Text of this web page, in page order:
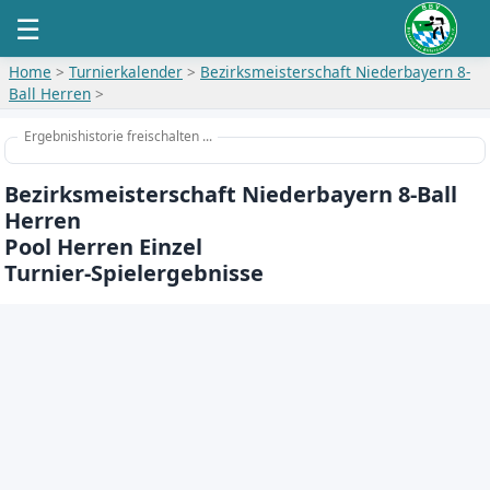
☰
Home > Turnierkalender > Bezirksmeisterschaft Niederbayern 8-
Ball Herren >
Ergebnishistorie freischalten ...
Bezirksmeisterschaft Niederbayern 8-Ball
Herren
Pool Herren Einzel
Turnier-Spielergebnisse